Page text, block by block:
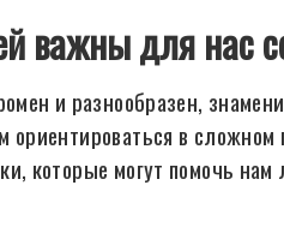
важны для нас
и разнообразен,
в
которые могут помочь нам